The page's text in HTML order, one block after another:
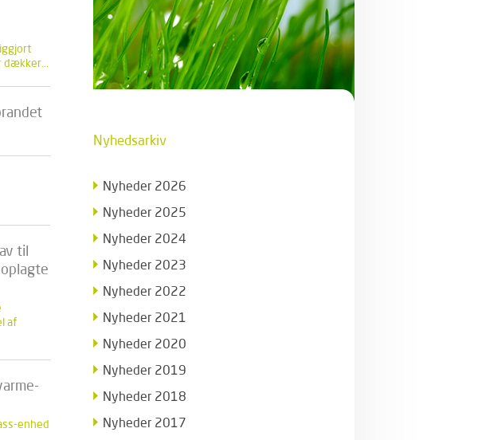
til
af
enhed
Nyhedsarkiv
Nyheder 2026
Nyheder 2025
Nyheder 2024
Nyheder 2023
Nyheder 2022
Nyheder 2021
Nyheder 2020
Nyheder 2019
Nyheder 2018
Nyheder 2017